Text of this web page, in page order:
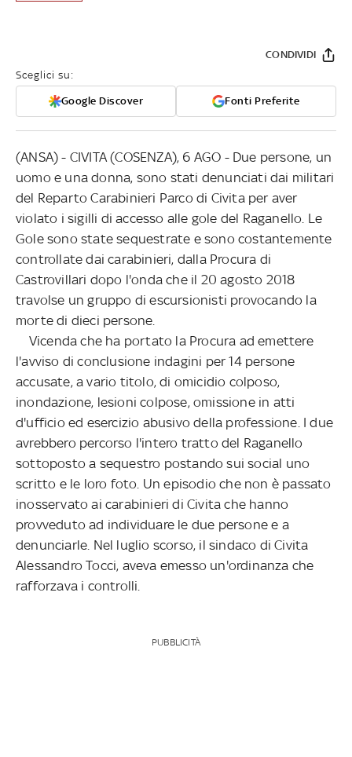
Sceglici su:
Google Discover Fonti Preferite
CONDIVIDI
(ANSA) - CIVITA (COSENZA), 6 AGO - Due persone, un
uomo e una donna, sono stati denunciati dai militari
del Reparto Carabinieri Parco di Civita per aver
violato i sigilli di accesso alle gole del Raganello. Le
Gole sono state sequestrate e sono costantemente
controllate dai carabinieri, dalla Procura di
Castrovillari dopo l'onda che il 20 agosto 2018
travolse un gruppo di escursionisti provocando la
morte di dieci persone.
Vicenda che ha portato la Procura ad emettere
l'avviso di conclusione indagini per 14 persone
accusate, a vario titolo, di omicidio colposo,
inondazione, lesioni colpose, omissione in atti
d'ufficio ed esercizio abusivo della professione. I due
avrebbero percorso l'intero tratto del Raganello
sottoposto a sequestro postando sui social uno
scritto e le loro foto. Un episodio che non è passato
inosservato ai carabinieri di Civita che hanno
provveduto ad individuare le due persone e a
denunciarle. Nel luglio scorso, il sindaco di Civita
Alessandro Tocci, aveva emesso un'ordinanza che
rafforzava i controlli.
PUBBLICITÀ